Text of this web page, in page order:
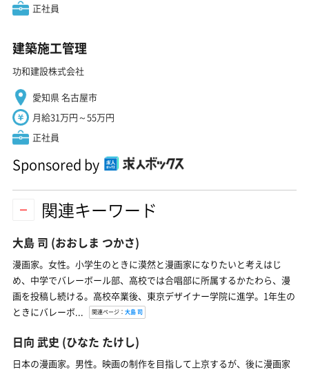
正社員
建築施工管理
功和建設株式会社
愛知県 名古屋市
月給31万円～55万円
正社員
Sponsored by
関連キーワード
大島 司 (おおしま つかさ)
漫画家。女性。小学生のときに漠然と漫画家になりたいと考えはじ
め、中学でバレーボール部、高校では合唱部に所属するかたわら、漫
画を投稿し続ける。高校卒業後、東京デザイナー学院に進学。1年生の
ときにバレーボ...
関連ページ： 大島 司
日向 武史 (ひなた たけし)
日本の漫画家。男性。映画の制作を目指して上京するが、後に漫画家